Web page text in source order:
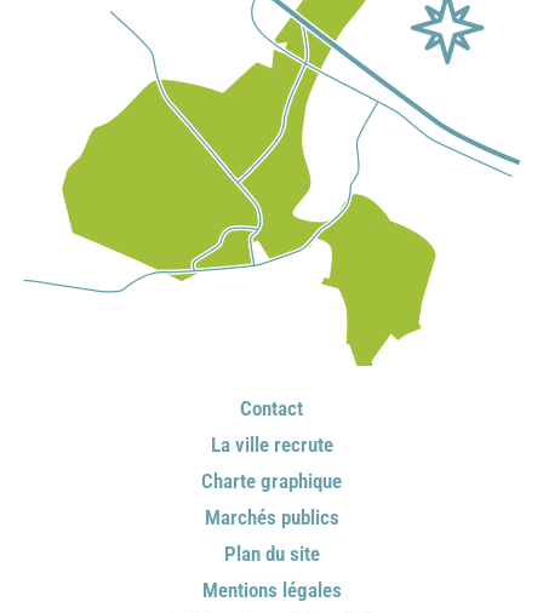
Contact
La ville recrute
Charte graphique
Marchés publics
Plan du site
Mentions légales